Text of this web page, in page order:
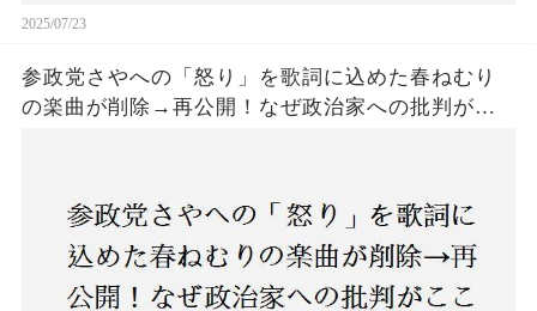
2025/07/23
参政党さやへの「怒り」を歌詞に込めた春ねむり
の楽曲が削除→再公開！なぜ政治家への批判がこ